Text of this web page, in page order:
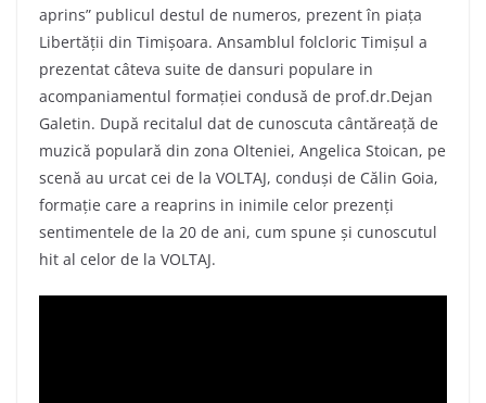
aprins” publicul destul de numeros, prezent în piața
Libertății din Timișoara. Ansamblul folcloric Timișul a
prezentat câteva suite de dansuri populare in
acompaniamentul formației condusă de prof.dr.Dejan
Galetin. După recitalul dat de cunoscuta cântăreață de
muzică populară din zona Olteniei, Angelica Stoican, pe
scenă au urcat cei de la VOLTAJ, conduși de Călin Goia,
formație care a reaprins in inimile celor prezenți
sentimentele de la 20 de ani, cum spune și cunoscutul
hit al celor de la VOLTAJ.